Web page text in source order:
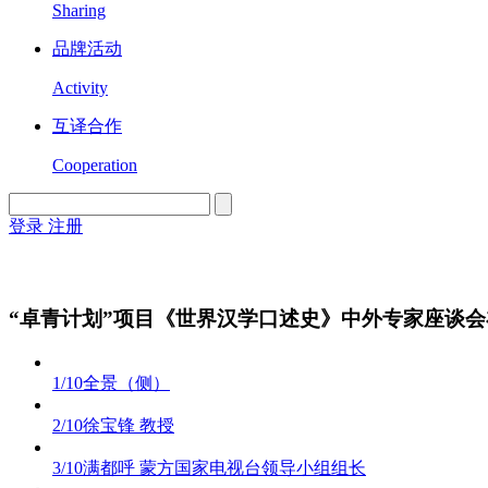
Sharing
品牌活动
Activity
互译合作
Cooperation
登录 注册
“卓青计划”项目《世界汉学口述史》中外专家座谈
1/10全景（侧）
2/10徐宝锋 教授
3/10满都呼 蒙方国家电视台领导小组组长